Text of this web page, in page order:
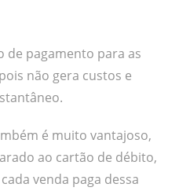
de pagamento para as
não gera custos e
é muito vantajoso,
ao cartão de débito,
venda paga dessa